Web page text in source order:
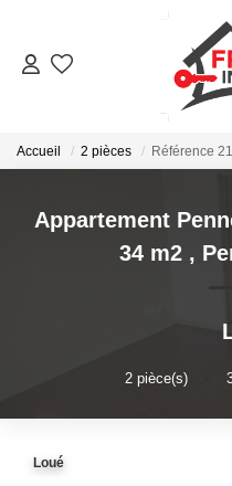
Accueil 2 pièces Référence
Appartement
34 m2 ,
2pièce(s)
Loué